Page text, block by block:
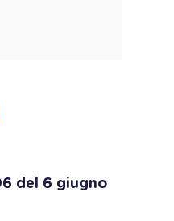
del 6 giugno